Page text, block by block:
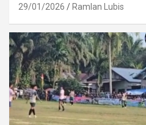
29/01/2026 Ramlan Lubis